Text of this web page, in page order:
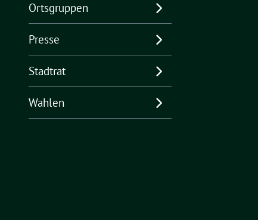
Ortsgruppen
Presse
Stadtrat
Wahlen